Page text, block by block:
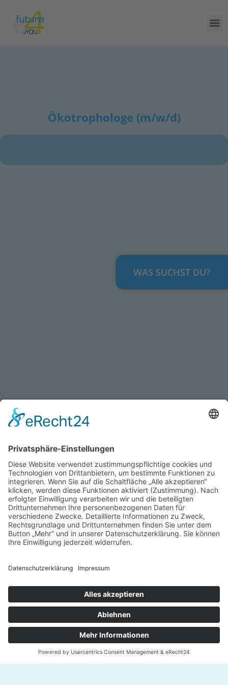
Ökotrophologe (m/w/d)
WAS SUCHST DU?